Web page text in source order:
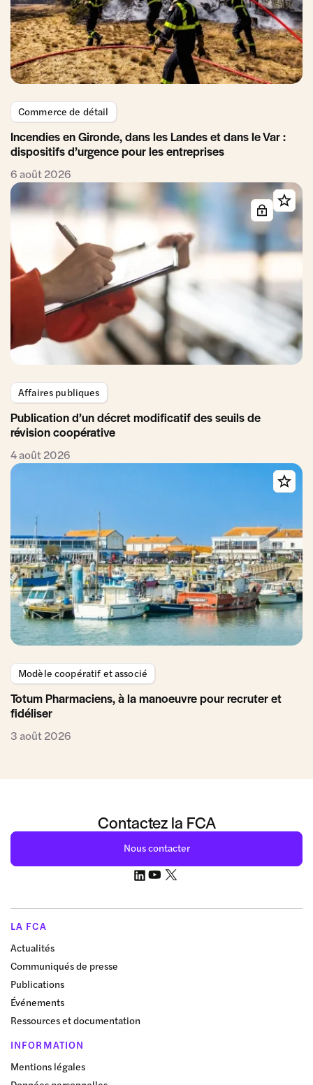
Commerce de détail
Incendies en Gironde, dans les Landes et dans le Var :
dispositifs d’urgence pour les entreprises
6 août 2026
Affaires publiques
Publication d’un décret modificatif des seuils de
révision coopérative
4 août 2026
Modèle coopératif et associé
Totum Pharmaciens, à la manoeuvre pour recruter et
fidéliser
3 août 2026
Contactez la FCA
Nous contacter
LA FCA
Actualités
Communiqués de presse
Publications
Événements
Ressources et documentation
INFORMATION
Mentions légales